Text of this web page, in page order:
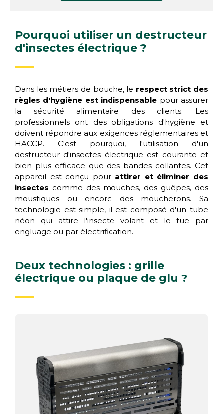
Pourquoi utiliser un destructeur
d'insectes électrique ?
Dans les métiers de bouche, le respect strict des
règles d'hygiène est indispensable pour assurer
la sécurité alimentaire des clients. Les
professionnels ont des obligations d'hygiène et
doivent répondre aux exigences réglementaires et
HACCP. C'est pourquoi, l'utilisation d'un
destructeur d'insectes électrique est courante et
bien plus efficace que des bandes collantes. Cet
appareil est conçu pour attirer et éliminer des
insectes comme des mouches, des guêpes, des
moustiques ou encore des moucherons. Sa
technologie est simple, il est composé d'un tube
néon qui attire l'insecte volant et le tue par
engluage ou par électrification.
Deux technologies : grille
électrique ou plaque de glu ?